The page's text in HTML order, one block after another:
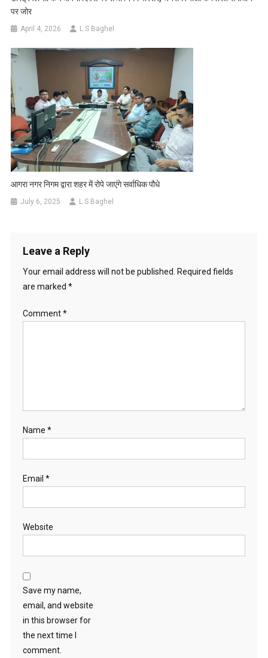
पर जोर
April 4, 2026 L.S Baghel
आगरा नगर निगम द्वारा शहर में रोपे जाएंगे सर्वाधिक पौधे
July 6, 2025 L.S Baghel
Leave a Reply
Your email address will not be published.
Required fields
are marked *
Comment*
Name *
Email *
Website
Save my name,
email, and website
in this browser for
the next time I
comment.